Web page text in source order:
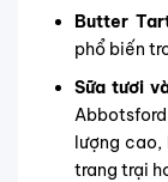
Butter
phổ biến
Sữa tươi
lượng
trang trại